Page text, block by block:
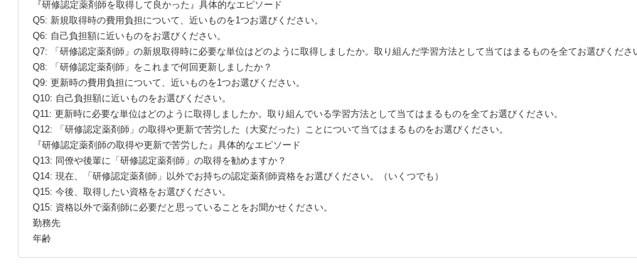
『研修認定薬剤師を取得して良かった』具体的なエピソード
Q5: 新規取得時の費用負担について、近いものを1つお選びください。
Q6: 自己負担額に近いものをお選びください。
Q7: 「研修認定薬剤師」の新規取得時に必要な単位はどのように取得しましたか。取り組んだ学習方法として当てはまるものを全てお選びくださ
Q8: 「研修認定薬剤師」をこれまで何回更新しましたか？
Q9: 更新時の費用負担について、近いものを1つお選びください。
Q10: 自己負担額に近いものをお選びください。
Q11: 更新時に必要な単位はどのように取得しましたか。取り組んでいる学習方法として当てはまるものを全てお選びください。
Q12: 「研修認定薬剤師」の取得や更新で苦労した（大変だった）ことについて当てはまるものをお選びください。
『研修認定薬剤師の取得や更新で苦労した』具体的なエピソード
Q13: 同僚や後輩に「研修認定薬剤師」の取得を勧めますか？
Q14: 現在、「研修認定薬剤師」以外でお持ちの認定薬剤師資格をお選びください。（いくつでも）
Q15: 今後、取得したい資格をお選びください。
Q15: 資格以外で薬剤師に必要だと思っていることをお聞かせください。
勤務先
年齢